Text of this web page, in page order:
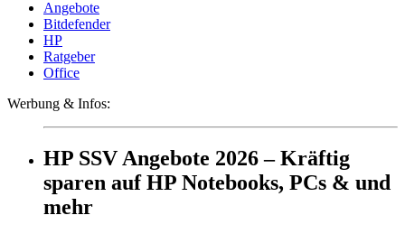
Angebote
Bitdefender
HP
Ratgeber
Office
Werbung & Infos:
HP SSV Angebote 2026 – Kräftig
sparen auf HP Notebooks, PCs & und
mehr